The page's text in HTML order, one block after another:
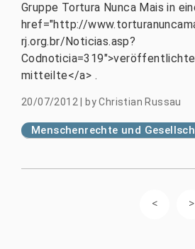
Gruppe Tortura Nunca Mais in
href="http://
rj.org.br/Noticias.asp?
mitteilte</a> .
20/07/2012 byChristian Russau
Menschenrechte und